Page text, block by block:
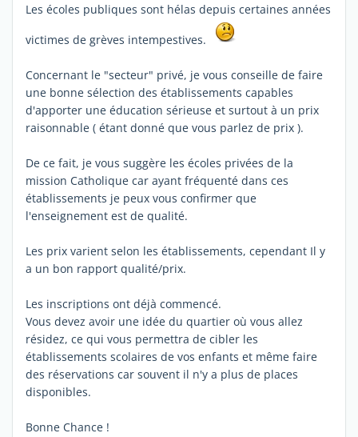
Les écoles publiques sont hélas depuis certaines années
victimes de grèves intempestives.
Concernant le "secteur" privé, je vous conseille de faire
une bonne sélection des établissements capables
d'apporter une éducation sérieuse et surtout à un prix
raisonnable ( étant donné que vous parlez de prix ).
De ce fait, je vous suggère les écoles privées de la
mission Catholique car ayant fréquenté dans ces
établissements je peux vous confirmer que
l'enseignement est de qualité.
Les prix varient selon les établissements, cependant Il y
a un bon rapport qualité/prix.
Les inscriptions ont déjà commencé.
Vous devez avoir une idée du quartier où vous allez
résidez, ce qui vous permettra de cibler les
établissements scolaires de vos enfants et même faire
des réservations car souvent il n'y a plus de places
disponibles.
Bonne Chance !